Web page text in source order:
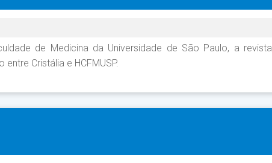
de Medicina da Universidade de São Paulo, a revista
Cristália e HCFMUSP.